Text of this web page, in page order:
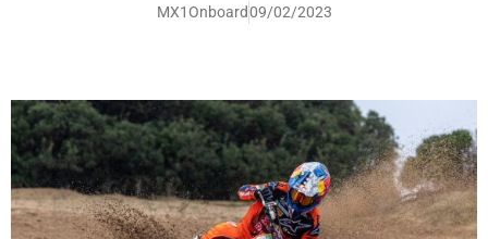
MX1Onboard09/02/2023